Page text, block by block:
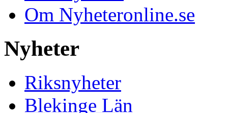
Om Nyheteronline.se
Nyheter
Riksnyheter
Blekinge Län